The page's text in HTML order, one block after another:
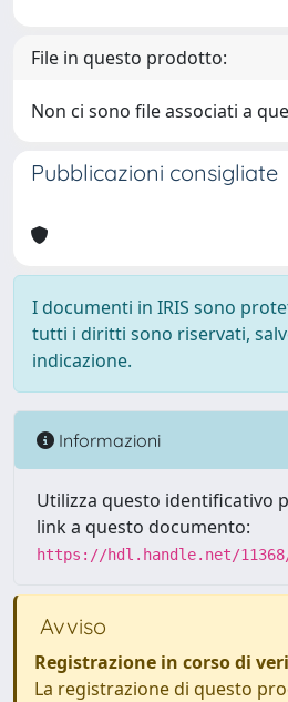
File in questo prodotto:
Non ci sono file associati a
Pubblicazioni consigliate
I documenti in IRIS sono
tutti i diritti sono riservati,
indicazione.
Informazioni
Utilizza questo identificativo
link a questo documento:
https://hdl.handle.net/11368/
Avviso
Registrazione in corso di
La registrazione di questo